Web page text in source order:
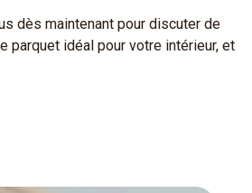
dès maintenant pour discuter de
parquet idéal pour votre intérieur, et